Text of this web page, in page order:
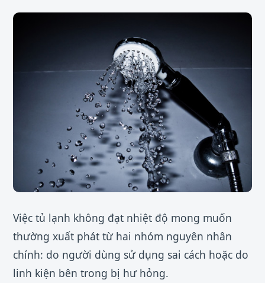
Việc tủ lạnh không đạt nhiệt độ mong muốn
thường xuất phát từ hai nhóm nguyên nhân
chính: do người dùng sử dụng sai cách hoặc do
linh kiện bên trong bị hư hỏng.